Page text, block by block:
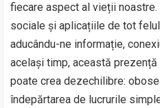
fiecare aspect al vieții
sociale și aplicațiile de tot
aducându-ne informație,
același timp, această
poate crea dezechilibre:
îndepărtarea de lucrurile